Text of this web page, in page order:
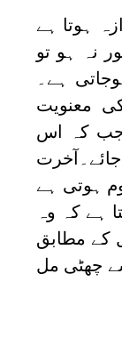
ہوتا ہے
نہ ہو تو
ہے۔
معنویت
جب کہ اس
ہوتی ہے
ہے کہ وہ
کے مطابق
چھٹی مل